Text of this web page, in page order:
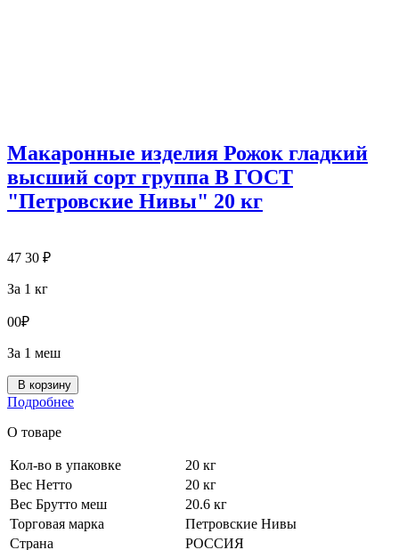
Макаронные изделия Рожок гладкий
высший сорт группа В ГОСТ
"Петровские Нивы" 20 кг
47 30 ₽
За 1 кг
00₽
За 1 меш
В корзину
Подробнее
О товаре
Кол-во в упаковке
20 кг
Вес Нетто
20 кг
Вес Брутто меш
20.6 кг
Торговая марка
Петровские Нивы
Страна
РОССИЯ